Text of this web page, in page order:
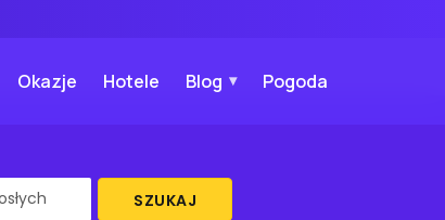
Okazje Hotele Blog Pogoda
SZUKAJ